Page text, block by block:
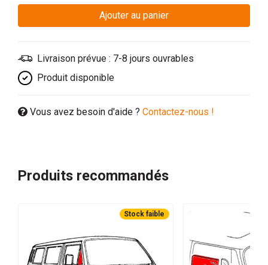
Ajouter au panier
Livraison prévue : 7-8 jours ouvrables
Produit disponible
Vous avez besoin d'aide ? Contactez-nous !
Produits recommandés
Stock faible